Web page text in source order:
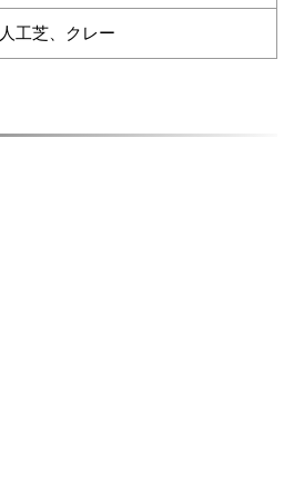
人工芝、クレー